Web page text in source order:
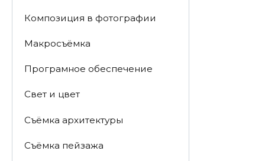
Композиция в фотографии
Макросъёмка
Програмное обеспечение
Свет и цвет
Съёмка архитектуры
Съёмка пейзажа